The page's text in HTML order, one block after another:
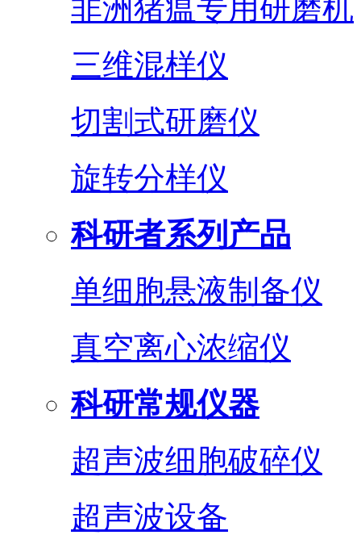
非洲猪瘟专用研磨机
三维混样仪
切割式研磨仪
旋转分样仪
科研者系列产品
单细胞悬液制备仪
真空离心浓缩仪
科研常规仪器
超声波细胞破碎仪
超声波设备